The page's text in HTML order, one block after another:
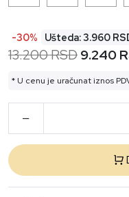
-30% Ušteda: 3.960
13.200 RSD9.240
* U cenu je uračunat iznos